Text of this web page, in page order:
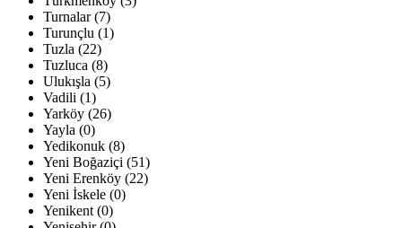
Turnalar (7)
Turunçlu (1)
Tuzla (22)
Tuzluca (8)
Ulukışla (5)
Vadili (1)
Yarköy (26)
Yayla (0)
Yedikonuk (8)
Yeni Boğaziçi (51)
Yeni Erenköy (22)
Yeni İskele (0)
Yenikent (0)